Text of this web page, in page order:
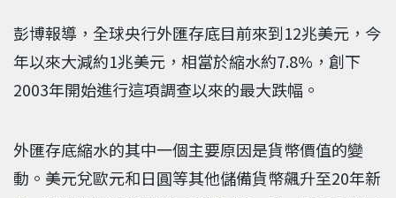
彭博報導，全球央行外匯存底目前來到12兆美元，今
年以來大減約1兆美元，相當於縮水約7.8%，創下
2003年開始進行這項調查以來的最大跌幅。
外匯存底縮水的其中一個主要原因是貨幣價值的變
動。美元兌歐元和日圓等其他儲備貨幣飆升至20年新